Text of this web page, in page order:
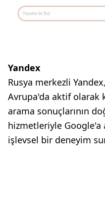
Yandex
Rusya merkezli
Avrupa'da aktif olarak
arama sonuçlarının
hizmetleriyle
işlevsel bir deneyim